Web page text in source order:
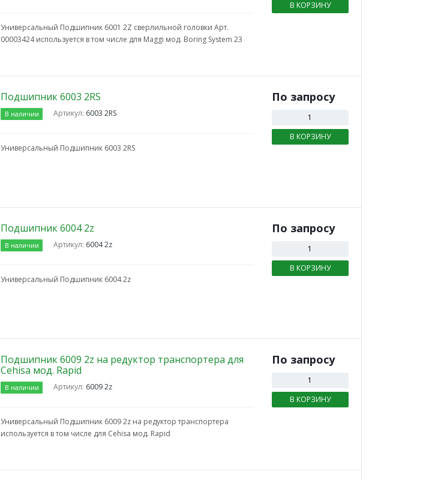
Универсальный Подшипник 6001 2Z сверлильной головки Арт.
00003424 используется в том числе для Maggi мод. Boring System 23
В КОРЗИНУ
Подшипник 6003 2RS
В наличии Артикул: 6003 2RS
Универсальный Подшипник 6003 2RS
По запросу
В КОРЗИНУ
Подшипник 6004 2z
В наличии Артикул: 6004 2z
Универсальный Подшипник 6004 2z
По запросу
В КОРЗИНУ
Подшипник 6009 2z на редуктор транспортера для
Cehisa мод. Rapid
В наличии Артикул: 6009 2z
Универсальный Подшипник 6009 2z на редуктор транспортера
используется в том числе для Cehisa мод. Rapid
По запросу
В КОРЗИНУ